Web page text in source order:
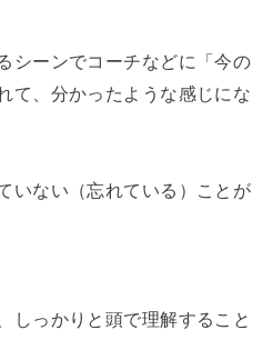
シーンでコーチなどに「今の
て、分かったような感じにな
いない（忘れている）ことが
しっかりと頭で理解すること